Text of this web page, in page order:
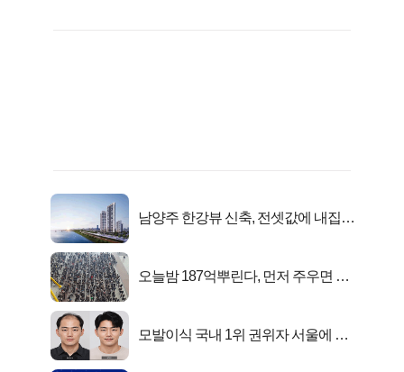
남양주 한강뷰 신축, 전셋값에 내집마
오늘밤 187억뿌린다, 먼저 주우면 최
모발이식 국내 1위 권위자 서울에 있